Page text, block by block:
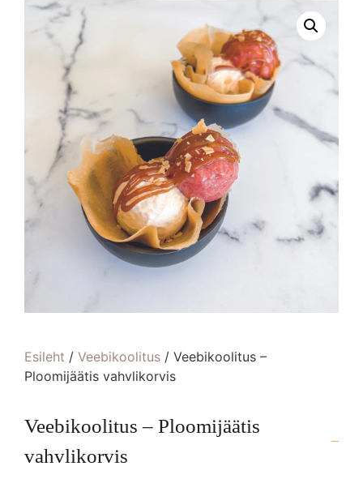
Esileht / Veebikoolitus / Veebikoolitus –
Ploomijäätis vahvlikorvis
Veebikoolitus – Ploomijäätis
vahvlikorvis